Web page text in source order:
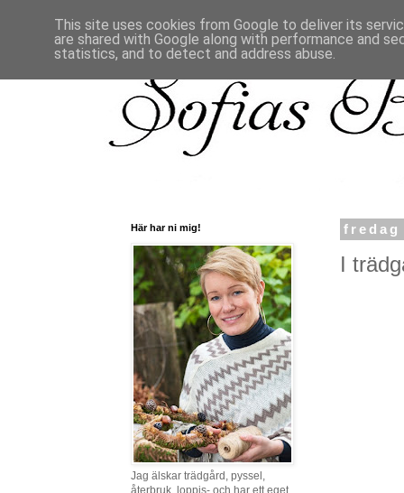
fredag
I
Här har ni mig!
Jag älskar trädgård, pyssel,
återbruk, loppis- och har ett eget
This site uses cookies from Google to deliver its
are shared with Google along with performance and
statistics, and to detect and address abuse.